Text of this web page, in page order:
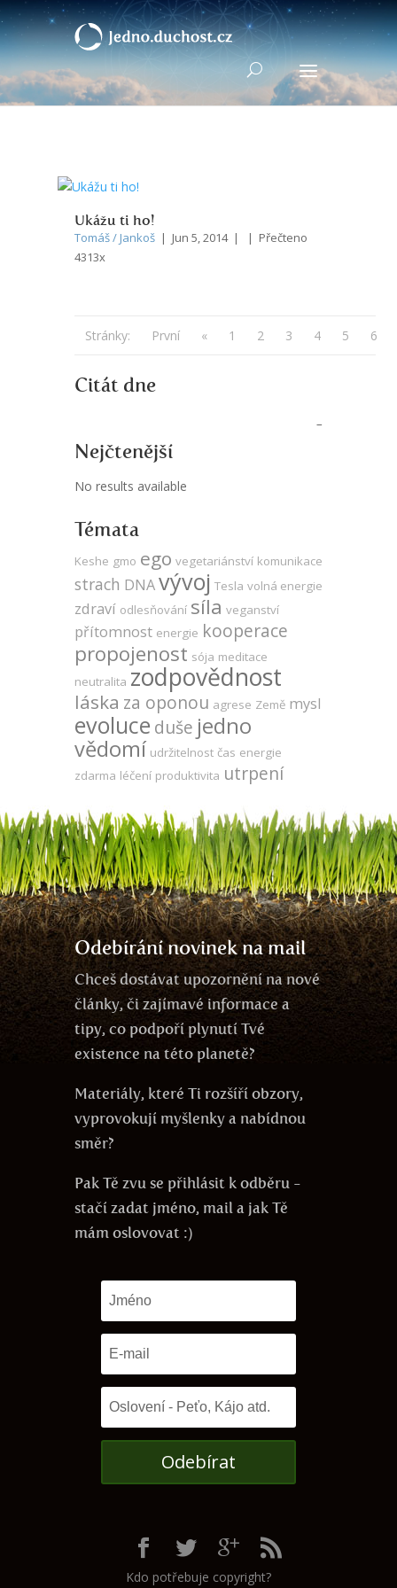
Ukážu ti ho!
Tomáš / Jankoš | Jun 5, 2014 | | Přečteno
4313x
Stránky: První « 1 2 3 4 5 6
Citát dne
Nejčtenější
No results available
Témata
Keshe gmo ego vegetariánství komunikace
strach DNAvývoj Tesla volná energie
zdraví odlesňování síla veganství
přítomnost energie kooperace
propojenost sója meditace
neutralita zodpovědnost
láska za oponou agrese Země mysl
evoluce duše jedno
vědomí udržitelnost čas energie
zdarma léčení produktivita utrpení
Odebírání novinek na mail
Chceš dostávat upozornění na nové
články, či zajímavé informace a
tipy, co podpoří plynutí Tvé
existence na této planetě?
Materiály, které Ti rozšíří obzory,
vyprovokují myšlenky a nabídnou
směr?
Pak Tě zvu se přihlásit k odběru -
stačí zadat jméno, mail a jak Tě
mám oslovovat :)
Odebírat
Kdo potřebuje copyright?